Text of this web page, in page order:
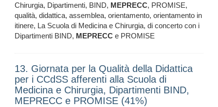
Chirurgia, Dipartimenti, BIND, MEPRECC, PROMISE,
qualità, didattica, assemblea, orientamento, orientamento in
itinere, La Scuola di Medicina e Chirurgia, di concerto con i
Dipartimenti BIND, MEPRECC e PROMISE
13. Giornata per la Qualità della Didattica
per i CCdSS afferenti alla Scuola di
Medicina e Chirurgia, Dipartimenti BIND,
MEPRECC e PROMISE (41%)